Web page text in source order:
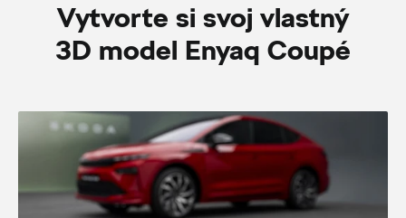
Vytvorte si svoj vlastný
3D model Enyaq Coupé